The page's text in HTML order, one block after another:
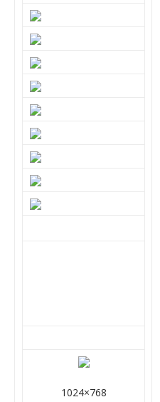
1024×768